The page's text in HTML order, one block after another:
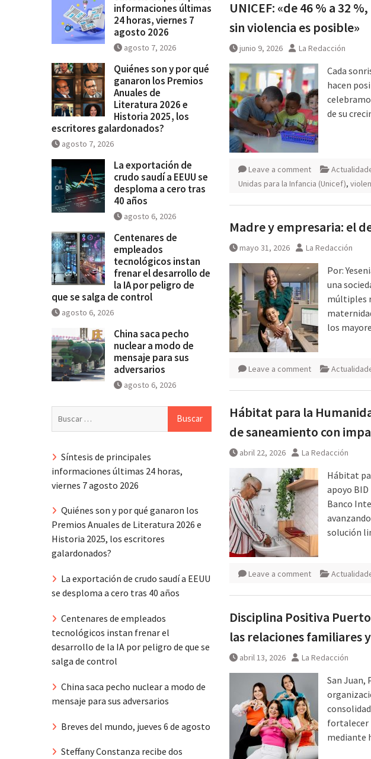
últimas 24 horas, viernes 7 agosto
2026
UNICEF: «de 46 % a 32
sin violencia es posible»
junio 9, 2026 La Redacción
Cada
hacen
de su
Leave a comment
Unidas para la Infancia (Unicef),
Madre y empresaria: el
mayo 31, 2026 La Redacción
Por:
una
múltiples
los
Leave a comment
Hábitat para la
de saneamiento con
abril 22, 2026 La Redacción
Hábitat
apoyo
Banco
solución
Leave a comment
Disciplina Positiva
las relaciones familiares
abril 13, 2026 La Redacción
San Juan,
fortalecer
mediante
informaciones últimas
24 horas, viernes 7
agosto 2026
agosto 7, 2026
Quiénes son y por qué
ganaron los Premios
Anuales de
Literatura 2026 e
Historia 2025, los
escritores galardonados?
agosto 7, 2026
La exportación de
crudo saudí a EEUU se
desploma a cero tras
40 años
agosto 6, 2026
Centenares de
empleados
tecnológicos instan
frenar el desarrollo de
la IA por peligro de
que se salga de control
agosto 6, 2026
China saca pecho
nuclear a modo de
mensaje para sus
adversarios
agosto 6, 2026
Síntesis de principales
informaciones últimas 24 horas,
viernes 7 agosto 2026
Quiénes son y por qué ganaron los
Premios Anuales de Literatura 2026 e
Historia 2025, los escritores
galardonados?
La exportación de crudo saudí a EEUU
se desploma a cero tras 40 años
Centenares de empleados
tecnológicos instan frenar el
desarrollo de la IA por peligro de que se
salga de control
China saca pecho nuclear a modo de
mensaje para sus adversarios
Breves del mundo, jueves 6 de agosto
Steffany Constanza recibe dos